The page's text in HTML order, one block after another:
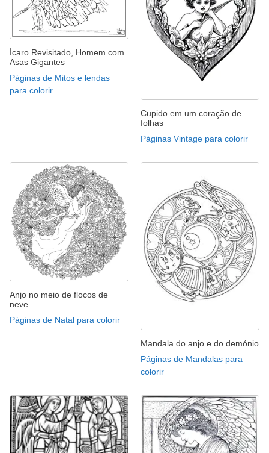
Ícaro Revisitado, Homem com
Asas Gigantes
Páginas de Mitos e lendas
para colorir
Cupido em um coração de
folhas
Páginas Vintage para colorir
Anjo no meio de flocos de
neve
Páginas de Natal para colorir
Mandala do anjo e do demónio
Páginas de Mandalas para
colorir